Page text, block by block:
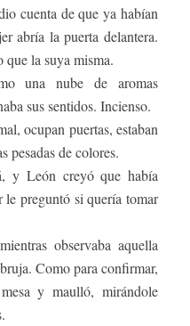
cuenta de que ya habían
abría la puerta delantera.
que la suya misma.
una nube de aromas
sus sentidos. Incienso.
ocupan puertas, estaban
pesadas de colores.
y León creyó que había
le preguntó si quería tomar
observaba aquella
Como para confirmar,
y maulló, mirándole